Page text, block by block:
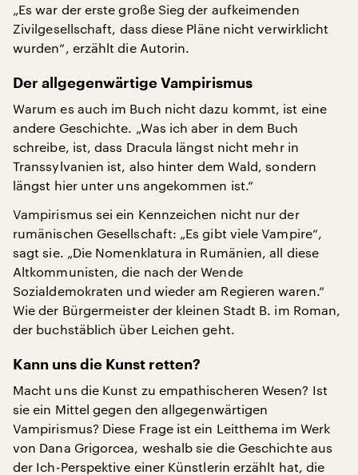
„Es war der erste große Sieg der aufkeimenden
Zivilgesellschaft, dass diese Pläne nicht verwirklicht
wurden“, erzählt die Autorin.
Der allgegenwärtige Vampirismus
Warum es auch im Buch nicht dazu kommt, ist eine
andere Geschichte. „Was ich aber in dem Buch
schreibe, ist, dass Dracula längst nicht mehr in
Transsylvanien ist, also hinter dem Wald, sondern
längst hier unter uns angekommen ist.“
Vampirismus sei ein Kennzeichen nicht nur der
rumänischen Gesellschaft: „Es gibt viele Vampire“,
sagt sie. „Die Nomenklatura in Rumänien, all diese
Altkommunisten, die nach der Wende
Sozialdemokraten und wieder am Regieren waren.“
Wie der Bürgermeister der kleinen Stadt B. im Roman,
der buchstäblich über Leichen geht.
Kann uns die Kunst retten?
Macht uns die Kunst zu empathischeren Wesen? Ist
sie ein Mittel gegen den allgegenwärtigen
Vampirismus? Diese Frage ist ein Leitthema im Werk
von Dana Grigorcea, weshalb sie die Geschichte aus
der Ich-Perspektive einer Künstlerin erzählt hat, die